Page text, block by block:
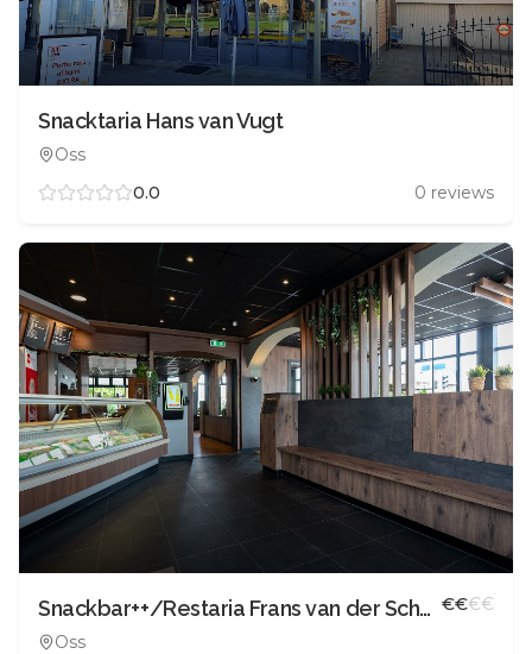
Snacktaria Hans van Vugt
Oss
0.0
0 reviews
Snackbar++/Restaria Frans van der Schoot
Oss
€€€€